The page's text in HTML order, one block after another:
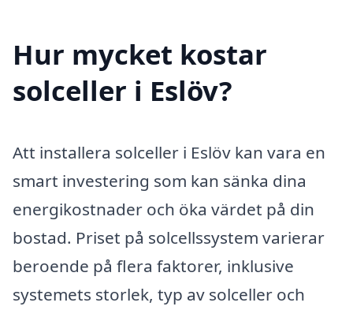
Hur mycket kostar
solceller i Eslöv?
Att installera solceller i Eslöv kan vara en
smart investering som kan sänka dina
energikostnader och öka värdet på din
bostad. Priset på solcellssystem varierar
beroende på flera faktorer, inklusive
systemets storlek, typ av solceller och